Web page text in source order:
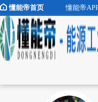
懂能帝首页 懂能帝